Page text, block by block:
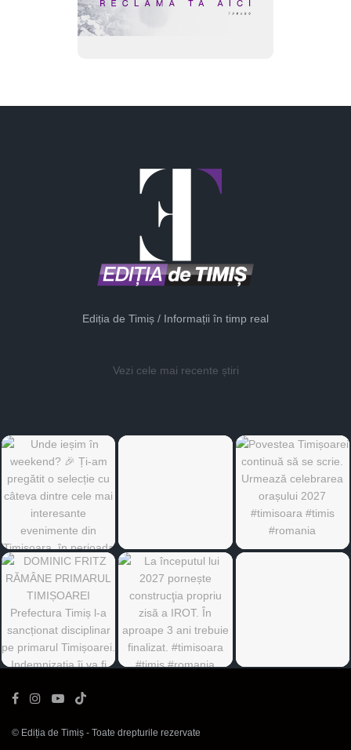
Ediția de Timiș / Informații în timp real
Vezi cele mai recente știri
© Ediția de Timiș - Toate drepturile rezervate